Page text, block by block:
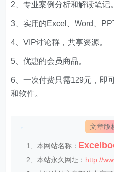
2、专业案例分析和解读笔记。
3、实用的Excel、Word、
4、VIP讨论群，共享资源。
5、优惠的会员商品。
6、一次付费只需129元，即
和软件。
文章版
1、本网站名称：
2、本站永久网址： http://